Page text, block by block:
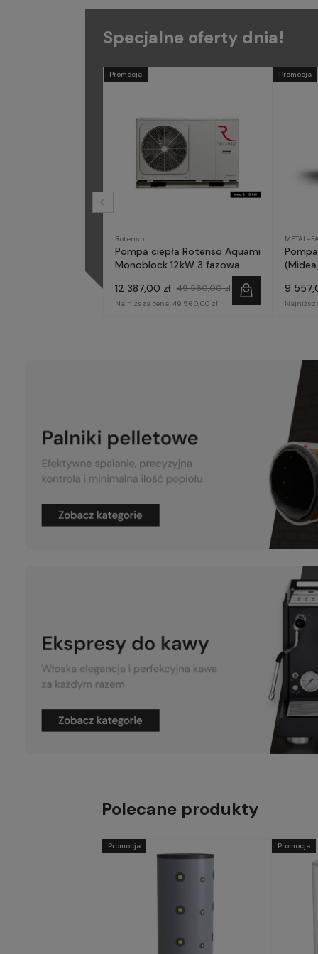
Specjalne oferty dnia!
Rotenso
Pompa ciepła Rotenso Aquami
Monoblock 12kW 3 fazowa
12 387,00 zł 49 560,00 zł
Najniższa cena: 49 560,00 zł
Promocja
METAL-
9
Promocja
Polecane produkty
Promocja Promocja